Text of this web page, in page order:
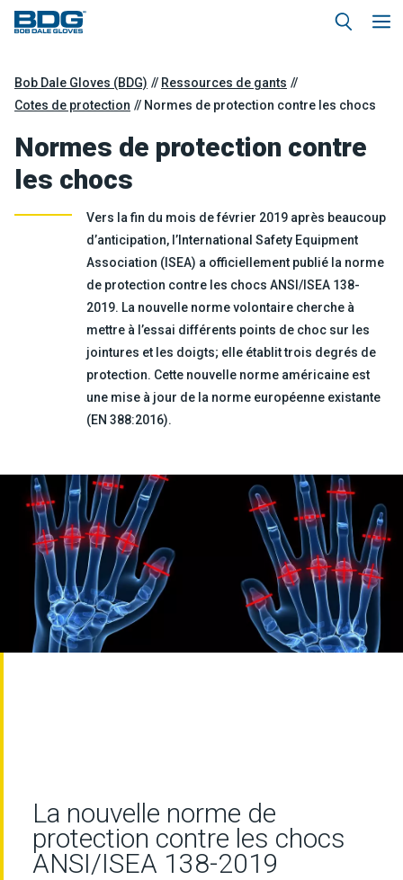
Bob Dale Gloves (BDG)
Ressources de gants
Cotes de protection
Normes de protection contre les chocs
Normes de protection contre
les chocs
Vers la fin du mois de février 2019 après beaucoup
d’anticipation, l’International Safety Equipment
Association (ISEA) a officiellement publié la norme
de protection contre les chocs ANSI/ISEA 138-
2019. La nouvelle norme volontaire cherche à
mettre à l’essai différents points de choc sur les
jointures et les doigts; elle établit trois degrés de
protection. Cette nouvelle norme américaine est
une mise à jour de la norme européenne existante
(EN 388:2016).
La nouvelle norme de
protection contre les chocs
ANSI/ISEA 138-2019